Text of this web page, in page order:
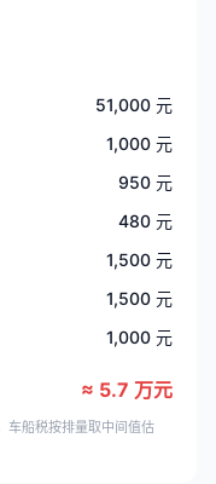
51,000 元
1,000 元
950 元
480 元
1,500 元
1,500 元
1,000 元
≈ 5.7 万元
车船税按排量取中间值估